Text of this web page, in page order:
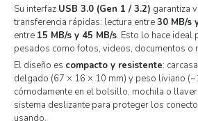
Su interfaz USB 3.0 (Gen 1 / 3.2) garantiza
transferencia rápidas: lectura entre30 MB/s
entre 15 MB/s y 45 MB/s. Esto lo hace ideal
pesados como fotos, videos, documentos o
El diseño es compacto y resistente:
delgado (67 × 16 × 10 mm) y peso liviano
cómodamente en el bolsillo, mochila o
sistema deslizante para proteger los